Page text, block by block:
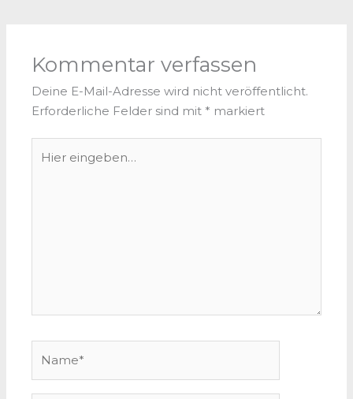
Kommentar verfassen
Deine E-Mail-Adresse wird nicht veröffentlicht.
Erforderliche Felder sind mit * markiert
eingeben…